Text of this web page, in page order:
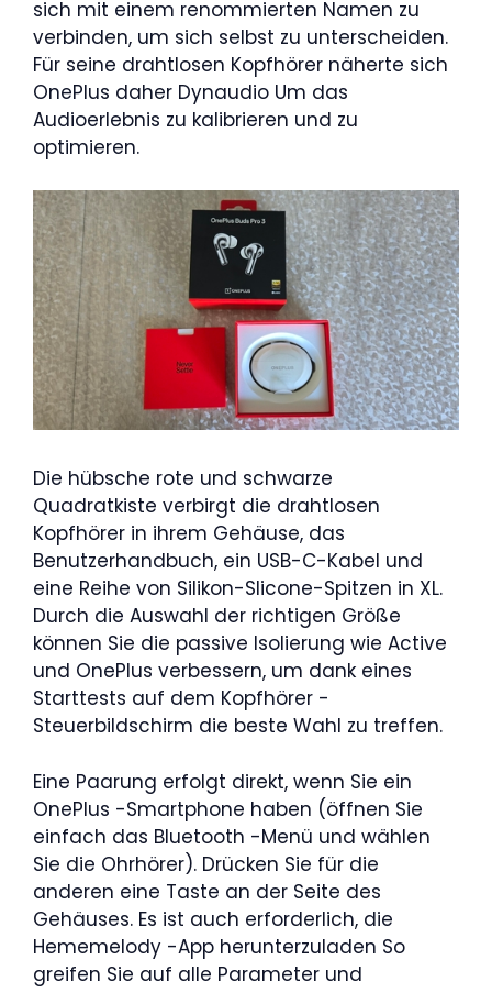
sich mit einem renommierten Namen zu
verbinden, um sich selbst zu unterscheiden.
Für seine drahtlosen Kopfhörer näherte sich
OnePlus daher Dynaudio Um das
Audioerlebnis zu kalibrieren und zu
optimieren.
Die hübsche rote und schwarze
Quadratkiste verbirgt die drahtlosen
Kopfhörer in ihrem Gehäuse, das
Benutzerhandbuch, ein USB-C-Kabel und
eine Reihe von Silikon-Slicone-Spitzen in XL.
Durch die Auswahl der richtigen Größe
können Sie die passive Isolierung wie Active
und OnePlus verbessern, um dank eines
Starttests auf dem Kopfhörer -
Steuerbildschirm die beste Wahl zu treffen.
Eine Paarung erfolgt direkt, wenn Sie ein
OnePlus -Smartphone haben (öffnen Sie
einfach das Bluetooth -Menü und wählen
Sie die Ohrhörer). Drücken Sie für die
anderen eine Taste an der Seite des
Gehäuses. Es ist auch erforderlich, die
Hememelody -App herunterzuladen So
greifen Sie auf alle Parameter und